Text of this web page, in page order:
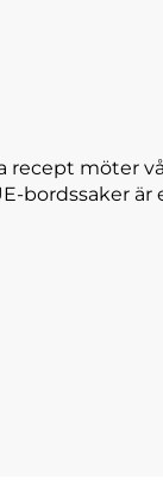
recept möter
bordssaker